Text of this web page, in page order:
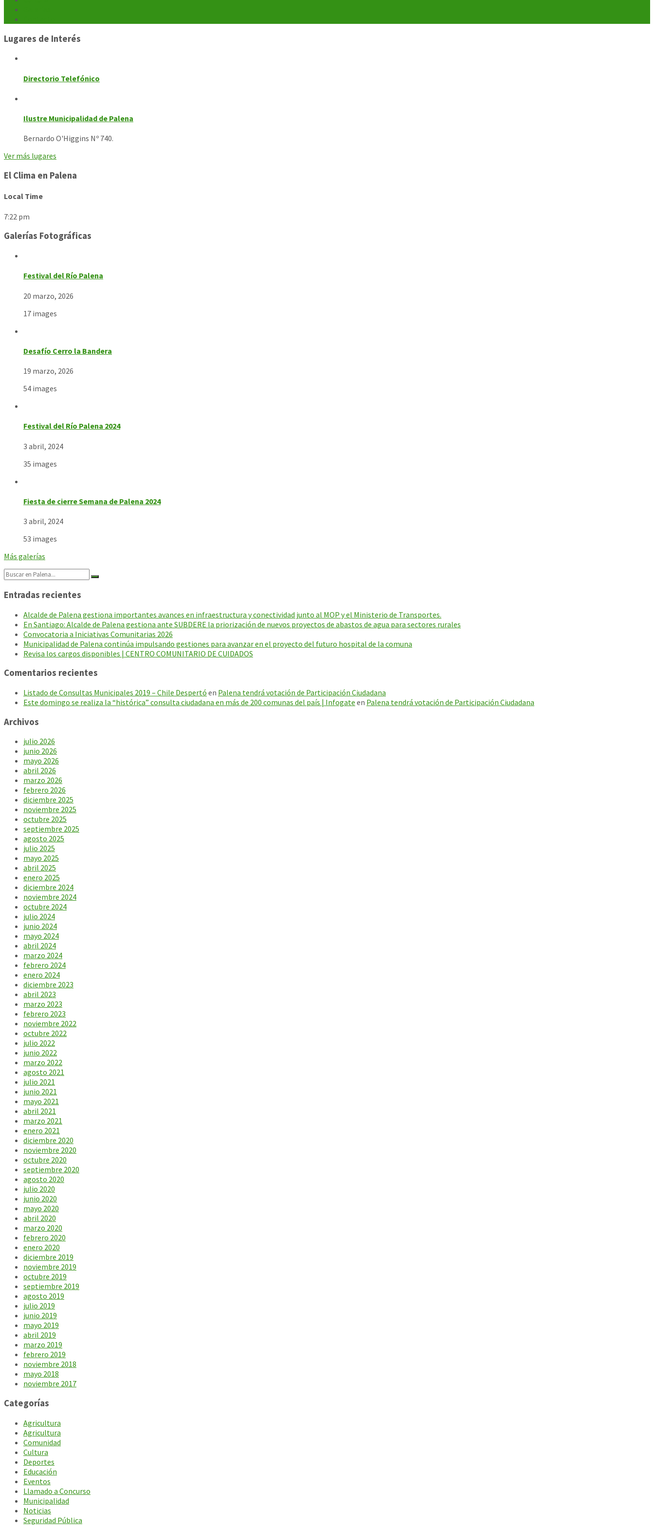
Lugares de Interés
Directorio Telefónico
Ilustre Municipalidad de Palena
Bernardo O'Higgins Nº 740.
Ver más lugares
El Clima en Palena
Local Time
7:22 pm
Galerías Fotográficas
Festival del Río Palena
20 marzo, 2026
17 images
Desafío Cerro la Bandera
19 marzo, 2026
54 images
Festival del Río Palena 2024
3 abril, 2024
35 images
Fiesta de cierre Semana de Palena 2024
3 abril, 2024
53 images
Más galerías
Search:
Entradas recientes
Alcalde de Palena gestiona importantes avances en infraestructura y conectividad junto al MOP y el Ministerio de Transportes.
En Santiago: Alcalde de Palena gestiona ante SUBDERE la priorización de nuevos proyectos de abastos de agua para sectores rurales
Convocatoria a Iniciativas Comunitarias 2026
Municipalidad de Palena continúa impulsando gestiones para avanzar en el proyecto del futuro hospital de la comuna
Revisa los cargos disponibles | CENTRO COMUNITARIO DE CUIDADOS
Comentarios recientes
Listado de Consultas Municipales 2019 – Chile Despertó en Palena tendrá votación de Participación Ciudadana
Este domingo se realiza la “histórica” consulta ciudadana en más de 200 comunas del país | Infogate en Palena tendrá votación de Participación Ciudadana
Archivos
julio 2026
junio 2026
mayo 2026
abril 2026
marzo 2026
febrero 2026
diciembre 2025
noviembre 2025
octubre 2025
septiembre 2025
agosto 2025
julio 2025
mayo 2025
abril 2025
enero 2025
diciembre 2024
noviembre 2024
octubre 2024
julio 2024
junio 2024
mayo 2024
abril 2024
marzo 2024
febrero 2024
enero 2024
diciembre 2023
abril 2023
marzo 2023
febrero 2023
noviembre 2022
octubre 2022
julio 2022
junio 2022
marzo 2022
agosto 2021
julio 2021
junio 2021
mayo 2021
abril 2021
marzo 2021
enero 2021
diciembre 2020
noviembre 2020
octubre 2020
septiembre 2020
agosto 2020
julio 2020
junio 2020
mayo 2020
abril 2020
marzo 2020
febrero 2020
enero 2020
diciembre 2019
noviembre 2019
octubre 2019
septiembre 2019
agosto 2019
julio 2019
junio 2019
mayo 2019
abril 2019
marzo 2019
febrero 2019
noviembre 2018
mayo 2018
noviembre 2017
Categorías
Agricultura
Agricultura
Comunidad
Cultura
Deportes
Educación
Eventos
Llamado a Concurso
Municipalidad
Noticias
Seguridad Pública